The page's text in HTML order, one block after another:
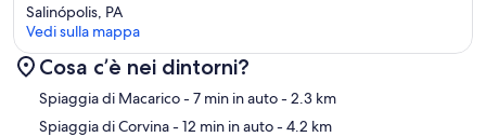
Mappa
Salinópolis, PA
Vedi sulla mappa
Cosa c’è nei dintorni?
Spiaggia di Macarico- 7 min in auto- 2.3 km
Spiaggia di Corvina- 12 min in auto- 4.2 km